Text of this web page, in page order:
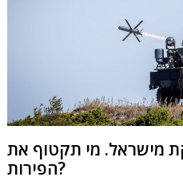
מישראל. מי תקטוף את
הפירות?